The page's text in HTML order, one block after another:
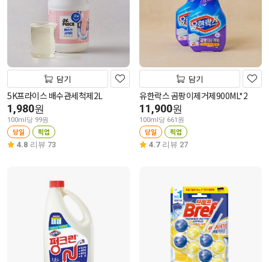
담기
5K프라이스 배수관세척제2L
1,980원
100ml당 99원
당일 픽업
4.8 리뷰 73
담기
유한락스 곰팡이제거제900ML*2
11,900원
100ml당 661원
당일 픽업
4.7 리뷰 27